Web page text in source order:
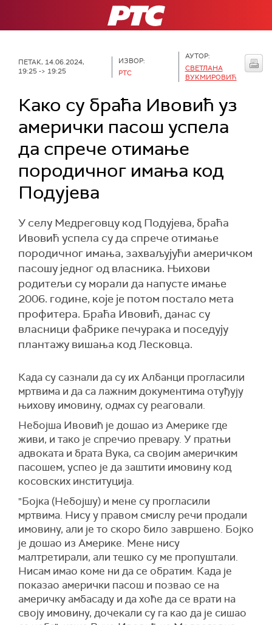
РТС
ПЕТАК, 14.06.2024,
19:25 -> 19:25
ИЗВОР:
РТС
АУТОР:
СВЕТЛАНА
ВУКМИРОВИЋ
Како су браћа Ивовић уз
амерички пасош успела
да спрече отимање
породичног имања код
Подујева
У селу Медреговцу код Подујева, браћа
Ивовић успела су да спрече отимање
породичног имања, захваљујући америчком
пасошу једног од власника. Њихови
родитељи су морали да напусте имање
2006. године, које је потом постало мета
профитера. Браћа Ивовић, данас су
власници фабрике печурака и поседују
плантажу вишања код Лесковца.
Када су сазнали да су их Албанци прогласили
мртвима и да са лажним документима отуђују
њихову имовину, одмах су реаговали.
Небојша Ивовић је дошао из Америке где
живи, и тако је спречио превару. У пратњи
адвоката и брата Вука, са својим америчким
пасошем, успео је да заштити имовину код
косовских институција.
"Бојка (Небојшу) и мене су прогласили
мртвима. Нису у правом смислу речи продали
имовину, али је то скоро било завршено. Бојко
је дошао из Америке. Мене нису
малтретирали, али тешко су ме пропуштали.
Нисам имао коме ни да се обратим. Када је
показао амерички пасош и позвао се на
америчку амбасаду и да хоће да се врати на
своју имовину, дочекали су га као да је сишао